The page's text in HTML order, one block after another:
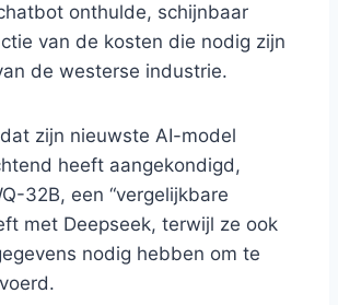
onthulde, schijnbaar
van de kosten die nodig zijn
de westerse industrie.
zijn nieuwste AI-model
heeft aangekondigd,
32B, een “vergelijkbare
met Deepseek, terwijl ze ook
nodig hebben om te